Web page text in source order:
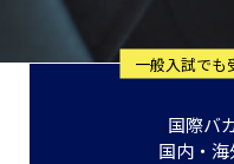
一般入試でも
国際バ
国内・海